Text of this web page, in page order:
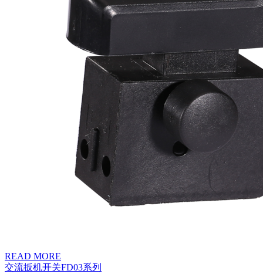
READ MORE
交流扳机开关FD03系列